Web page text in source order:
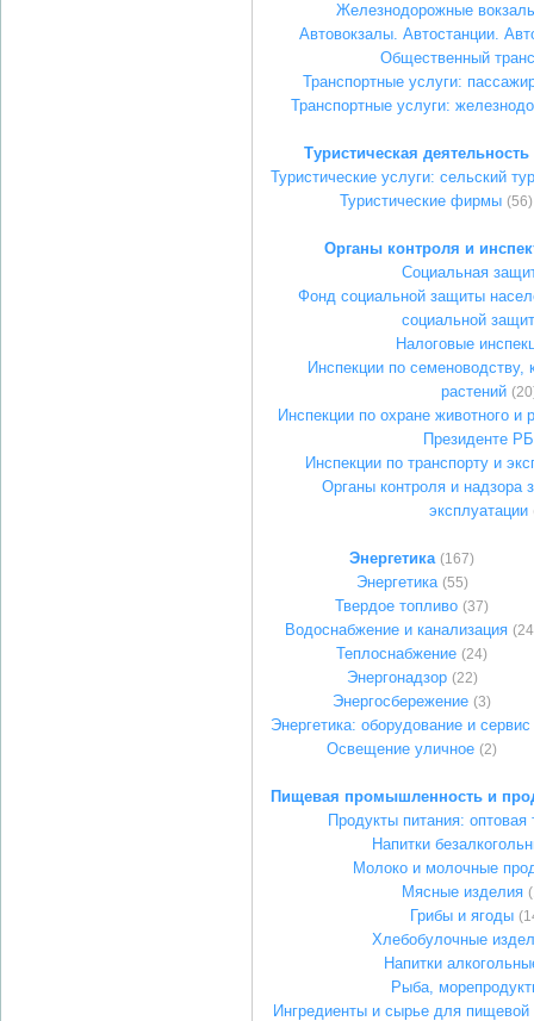
Железнодорожные
Автовокзалы. Автостанции.
Общественный
Транспортные услуги:
Транспортные услуги:
Туристическая деятельность
Туристические услуги: сельский
Туристические фирмы (56)
Органы контроля и
Социальная
Фонд социальной защиты
социальной
Налоговые
Инспекции по семеноводству,
растений
Инспекции по охране животного и
Президенте РБ
Инспекции по транспорту и
Органы контроля и надзора
эксплуатации
Энергетика (167)
Энергетика (55)
Твердое топливо (37)
Водоснабжение и канализация
Теплоснабжение (24)
Энергонадзор (22)
Энергосбережение (3)
Энергетика: оборудование и сервис
Освещение уличное (2)
Пищевая промышленность и
Продукты питания: оптовая
Напитки
Молоко и молочные
Мясные изделия
Грибы и ягоды
Хлебобулочные
Напитки
Рыба,
Ингредиенты и сырье для